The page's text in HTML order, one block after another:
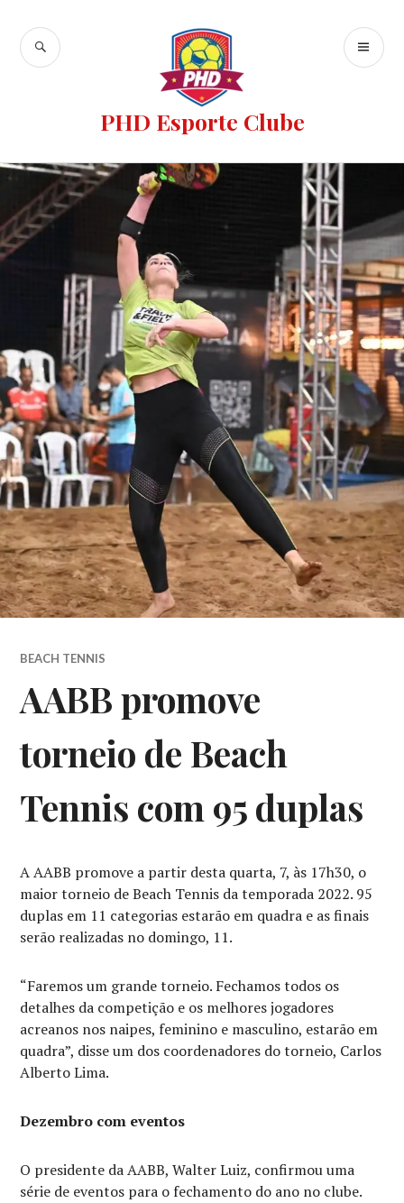
PHD Esporte Clube
BEACH TENNIS
AABB promove
torneio de Beach
Tennis com 95 duplas
A AABB promove a partir desta quarta, 7, às 17h30, o
maior torneio de Beach Tennis da temporada 2022. 95
duplas em 11 categorias estarão em quadra e as finais
serão realizadas no domingo, 11.
“Faremos um grande torneio. Fechamos todos os
detalhes da competição e os melhores jogadores
acreanos nos naipes, feminino e masculino, estarão em
quadra”, disse um dos coordenadores do torneio, Carlos
Alberto Lima.
Dezembro com eventos
O presidente da AABB, Walter Luiz, confirmou uma
série de eventos para o fechamento do ano no clube.